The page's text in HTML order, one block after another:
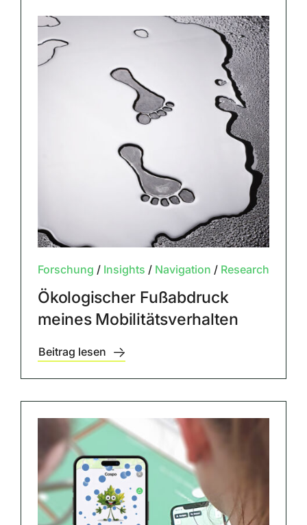
Forschung / Insights / Navigation / Research
Ökologischer Fußabdruck
meines Mobilitätsverhalten
Beitrag lesen